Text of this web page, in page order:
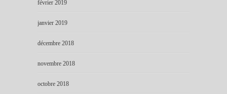
février 2019
janvier 2019
décembre 2018
novembre 2018
octobre 2018